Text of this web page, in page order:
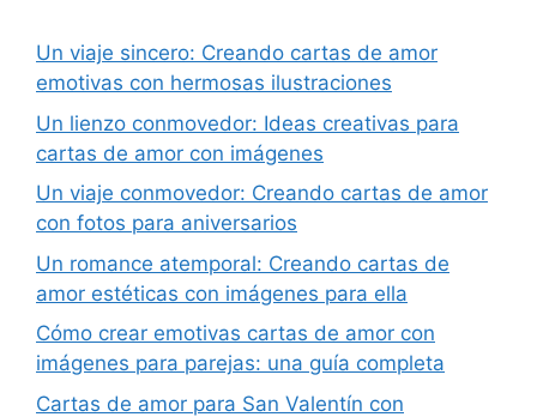
Un viaje sincero: Creando cartas de amor
emotivas con hermosas ilustraciones
Un lienzo conmovedor: Ideas creativas para
cartas de amor con imágenes
Un viaje conmovedor: Creando cartas de amor
con fotos para aniversarios
Un romance atemporal: Creando cartas de
amor estéticas con imágenes para ella
Cómo crear emotivas cartas de amor con
imágenes para parejas: una guía completa
Cartas de amor para San Valentín con